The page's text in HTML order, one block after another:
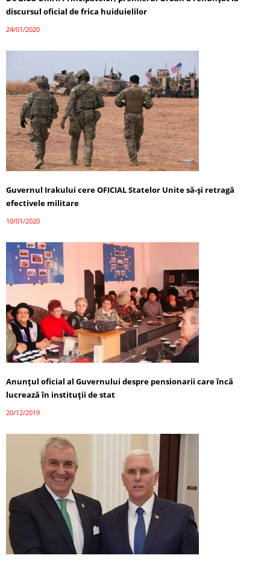
discursul oficial de frica huiduielilor
24/01/2020
Guvernul Irakului cere OFICIAL Statelor Unite să-și retragă
efectivele militare
10/01/2020
Anunțul oficial al Guvernului despre pensionarii care încă
lucrează în instituții de stat
20/12/2019